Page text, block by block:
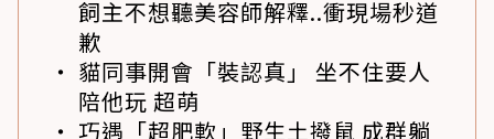
飼主不想聽美容師解釋..衝現場秒道
歉
貓同事開會「裝認真」 坐不住要人
陪他玩 超萌
巧遇「超肥軟」野生土撥鼠 成群躺